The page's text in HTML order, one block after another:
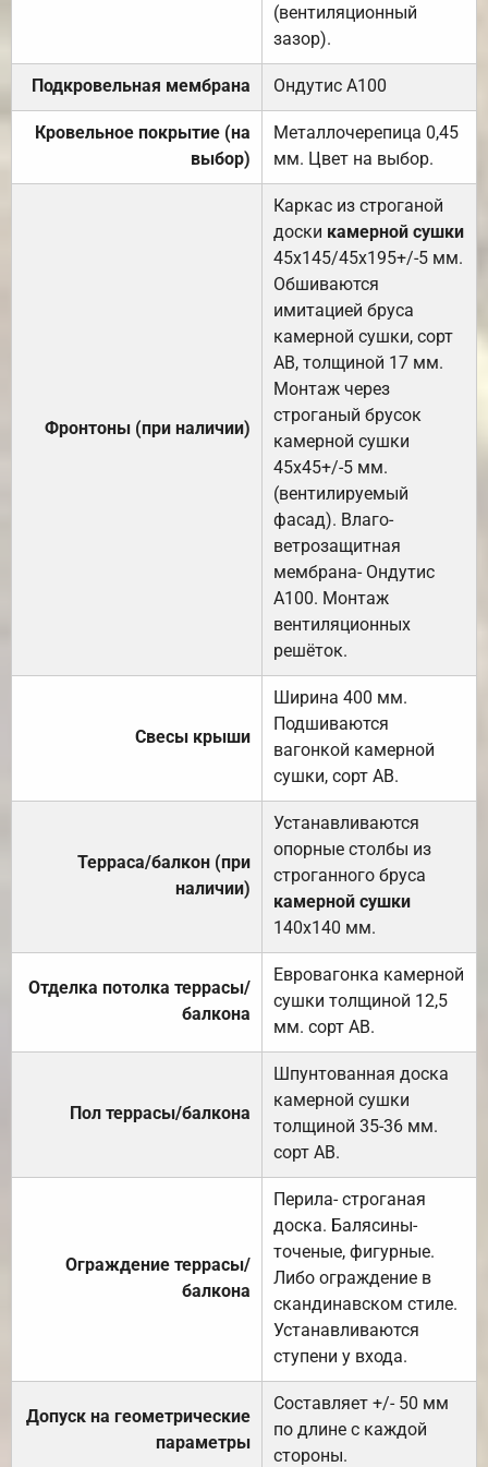
(вентиляционный
зазор).
Подкровельная мембрана Ондутис А100
Кровельное покрытие (на
выбор)
Металлочерепица 0,45
мм. Цвет на выбор.
Фронтоны (при наличии)
Каркас из строганой
доски камерной сушки
45х145/45х195+/-5 мм.
Обшиваются
имитацией бруса
камерной сушки, сорт
АВ, толщиной 17 мм.
Монтаж через
строганый брусок
камерной сушки
45х45+/-5 мм.
(вентилируемый
фасад). Влаго-
ветрозащитная
мембрана- Ондутис
А100. Монтаж
вентиляционных
решёток.
Свесы крыши
Ширина 400 мм.
Подшиваются
вагонкой камерной
сушки, сорт АВ.
Терраса/балкон (при
наличии)
Устанавливаются
опорные столбы из
строганного бруса
камерной сушки
140х140 мм.
Отделка потолка террасы/
балкона
Евровагонка камерной
сушки толщиной 12,5
мм. сорт АВ.
Пол террасы/балкона
Шпунтованная доска
камерной сушки
толщиной 35-36 мм.
сорт АВ.
Ограждение террасы/
балкона
Перила- строганая
доска. Балясины-
точеные, фигурные.
Либо ограждение в
скандинавском стиле.
Устанавливаются
ступени у входа.
Допуск на геометрические
параметры
Составляет +/- 50 мм
по длине с каждой
стороны.